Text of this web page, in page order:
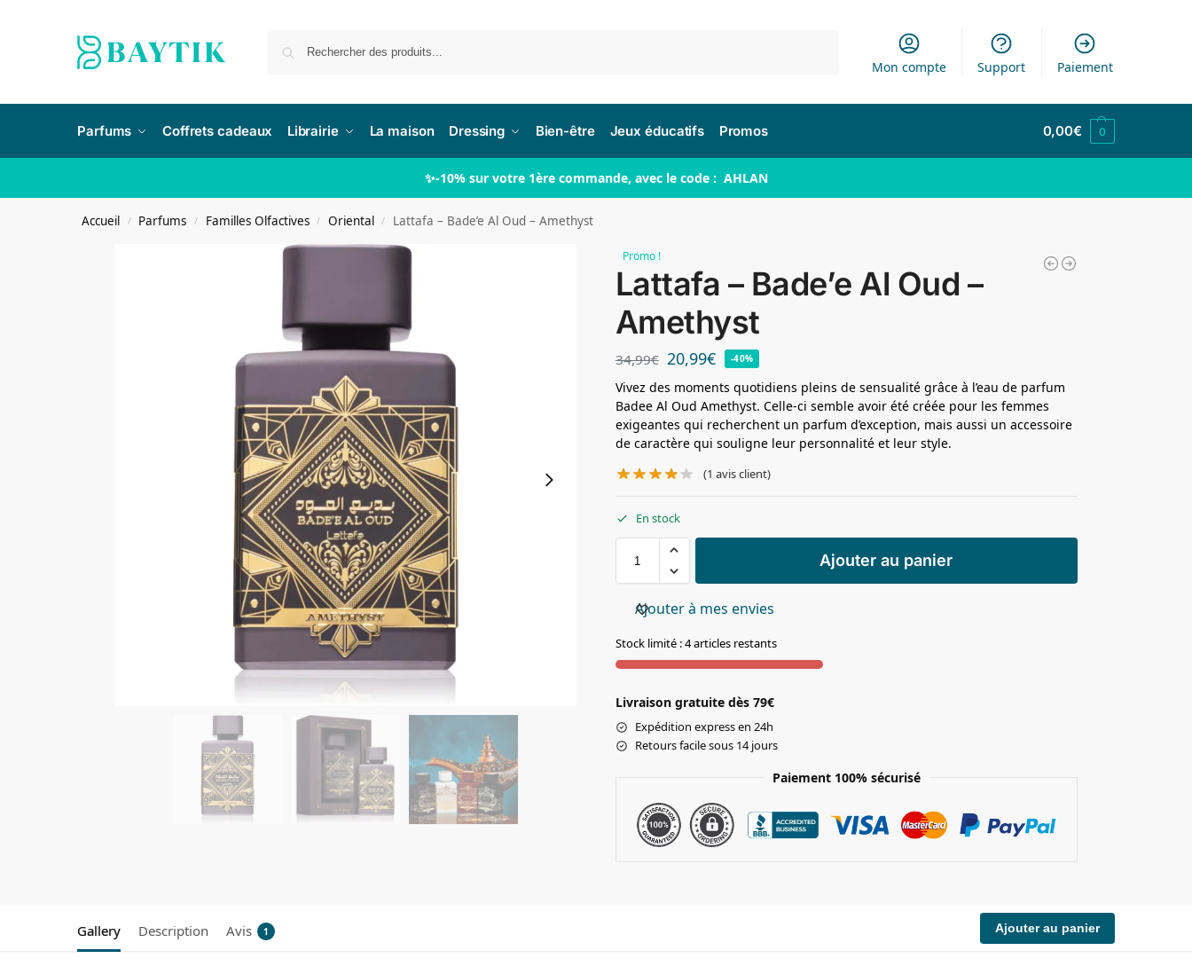
Mon compte Support Paiement
Parfums Coffrets cadeaux Librairie La maison Dressing Bien-être Jeux éducatifs Promos 0,00€ 0
✨-10% sur votre 1ère commande, avec le code : AHLAN
Accueil / Parfums / Familles Olfactives / Oriental / Lattafa – Bade’e Al Oud – Amethyst
Promo !
Lattafa – Bade’e Al Oud –
Amethyst
34,99€ 20,99€ -40%
Vivez des moments quotidiens pleins de sensualité grâce à l’eau de parfum
Badee Al Oud Amethyst. Celle-ci semble avoir été créée pour les femmes
exigeantes qui recherchent un parfum d’exception, mais aussi un accessoire
de caractère qui souligne leur personnalité et leur style.
(1 avis client)
En stock
Ajouter au panier
Ajouter à mes envies
Stock limité : 4 articles restants
Livraison gratuite dès 79€
Expédition express en 24h
Retours facile sous 14 jours
Paiement 100% sécurisé
Gallery Description Avis 1 Ajouter au panier